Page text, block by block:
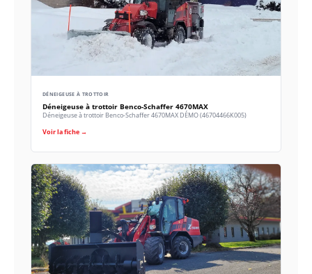
DÉNEIGEUSE À TROTTOIR
Déneigeuse à trottoir Benco-Schaffer 4670MAX
Déneigeuse à trottoir Benco-Schaffer 4670MAX DÉMO (46704466K005)
Voir la fiche →